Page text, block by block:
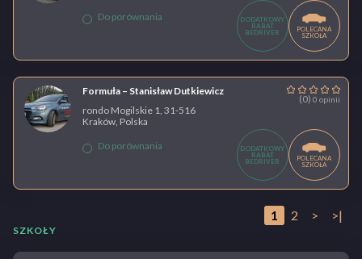
Do porównania
DODATKOWY
RABAT
BEDRIVER
POLECANA
SZKOŁA
Formuła – Stanisław Dutkiewicz
(0) 0 opinii
rondo Mogilskie 1, 31-516
Kraków, Polska
Do porównania
DODATKOWY
RABAT
BEDRIVER
POLECANA
SZKOŁA
1 2 > >|
SZKOŁY